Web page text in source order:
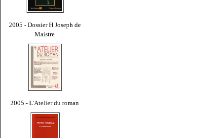
2005 - Dossier H Joseph de
Maistre
2005 - L'Atelier du roman